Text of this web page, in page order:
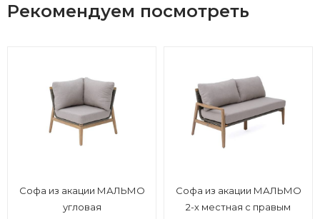
Рекомендуем посмотреть
Софа из акации МАЛЬМО
угловая
Софа из акации МАЛЬМО
2-х местная с правым